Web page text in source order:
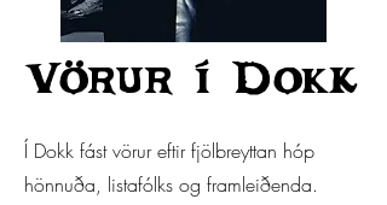
Vörur í Dokk
Í Dokk fást vörur eftir fjölbreyttan hóp
hönnuða, listafólks og framleiðenda.